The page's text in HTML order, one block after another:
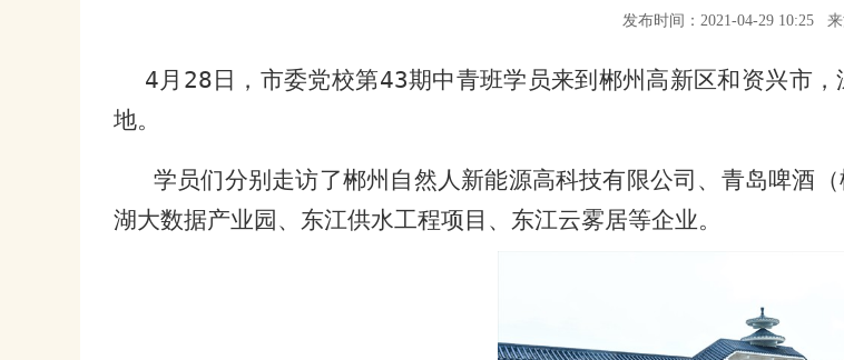
发布时间：2021-04-29 10:25 来
4月 28日，市委党校第43期中青班学员来到郴州高新区和资兴市
地。
学员们分别走访了郴州自然人新能源高科技有限公司、青岛啤酒
湖大数据产业园、东江供水工程项目、东江云雾居等企业。